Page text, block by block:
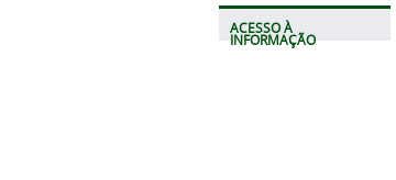
ACESSO À
INFORMAÇÃO